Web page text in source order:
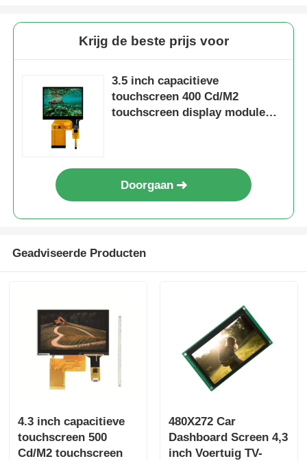
Krijg de beste prijs voor
3.5 inch capacitieve
touchscreen 400 Cd/M2
touchscreen display module
Doorgaan
Geadviseerde Producten
4.3 inch capacitieve
touchscreen 500
Cd/M2 touchscreen
480X272 Car
Dashboard Screen 4,3
inch Voertuig TV-